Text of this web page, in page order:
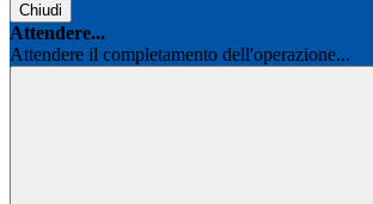
Chiudi
Attendere...
Attendere il completamento dell'operazione...